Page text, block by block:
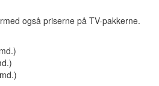
også priserne på TV-pakkerne.